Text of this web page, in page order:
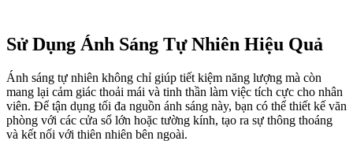
Sử Dụng Ánh Sáng Tự Nhiên Hiệu Quả
Ánh sáng tự nhiên không chỉ giúp tiết kiệm năng lượng mà còn
mang lại cảm giác thoải mái và tinh thần làm việc tích cực cho nhân
viên. Để tận dụng tối đa nguồn ánh sáng này, bạn có thể thiết kế văn
phòng với các cửa sổ lớn hoặc tường kính, tạo ra sự thông thoáng
và kết nối với thiên nhiên bên ngoài.